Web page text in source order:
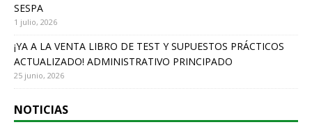
SESPA
1 julio, 2026
¡YA A LA VENTA LIBRO DE TEST Y SUPUESTOS PRÁCTICOS
ACTUALIZADO! ADMINISTRATIVO PRINCIPADO
25 junio, 2026
NOTICIAS